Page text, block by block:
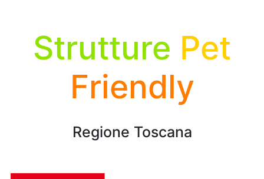
Strutture Pet
Friendly
Regione Toscana